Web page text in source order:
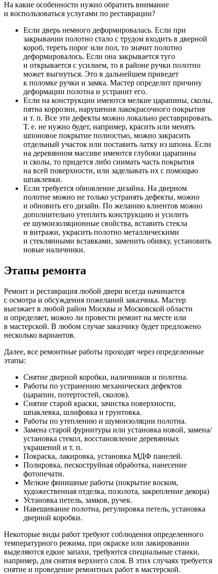
На какие особенности нужно обратить внимание
и воспользоваться услугами по реставрации?
Если дверь немного деформировалась. Если при
закрывании полотно стало с трудом входить в дверной
короб, тереть порог или пол, то значит полотно
деформировалось. Если она закрывается туго
и открывается с усилием, то в районе ручки полотно
может выгнуться. Это в дальнейшем приведет
к поломке ручки и замка. Мастер определит причину
деформации полотна и устранит его.
Если на конструкции имеются мелкие царапины, сколы,
пятна коррозии, нарушения лакокрасочного покрытия
и т. п. Все эти дефекты можно локально реставрировать.
Т. е. не нужно будет, например, красить или менять
шпоновое покрытие полностью, можно закрасить
отдельный участок или поставить латку из шпона. Если
на деревянном массиве имеются глубоки царапины
и сколы, то придется либо снимать часть покрытия
на всей поверхности, или заделывать их с помощью
шпаклевки.
Если требуется обновление дизайна. На дверном
полотне можно не только устранять дефекты, можно
и обновить его дизайн. По желанию клиентов можно
дополнительно утеплить конструкцию и усилить
ее шумоизоляционные свойства, вставить стекла
и витражи, украсить полотно металлическими
и стеклянными вставками, заменить обивку, установить
новые наличники.
Этапы ремонта
Ремонт и реставрация любой двери всегда начинается
с осмотра и обсуждения пожеланий заказчика. Мастер
выезжает в любой район Москвы и Московской области
и определяет, можно ли провести ремонт на месте или
в мастерской. В любом случае заказчику будет предложено
несколько вариантов.
Далее, все ремонтные работы проходят через определенные
этапы:
Снятие дверной коробки, наличников и полотна.
Работы по устранению механических дефектов
(царапин, потертостей, сколов).
Снятие старой краски, зачистка поверхности,
шпаклевка, шлифовка и грунтовка.
Работы по утеплению и шумоизоляции полотна.
Замена старой фурнитуры или установка новой, замена/
установка стекол, восстановление деревянных
украшений и т. п.
Покраска, лакировка, установка МДФ панелей.
Полировка, пескоструйная обработка, нанесение
фотопечати.
Мелкие финишные работы (покрытие воском,
художественная отделка, позолота, закрепление декора)
Установка петель, замков, ручек.
Навешивание полотна, регулировка петель, установка
дверной коробки.
Некоторые виды работ требуют соблюдения определенного
температурного режима, при окраске или лакировании
выделяются едкие запахи, требуются специальные станки,
например, для снятия верхнего слоя. В этих случаях требуется
снятие и проведение ремонтных работ в мастерской.